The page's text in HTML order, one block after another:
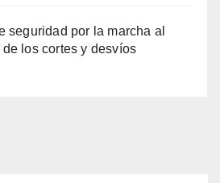
seguridad por la marcha al
los cortes y desvíos